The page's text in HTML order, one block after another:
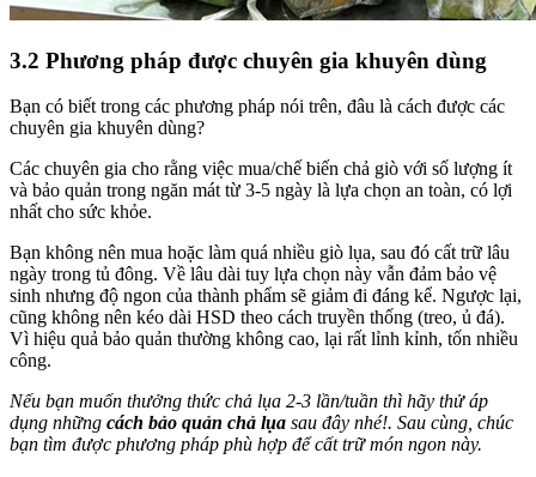
3.2 Phương pháp được chuyên gia khuyên dùng
Bạn có biết trong các phương pháp nói trên, đâu là cách được các
chuyên gia khuyên dùng?
Các chuyên gia cho rằng việc mua/chế biến chả giò với số lượng ít
và bảo quản trong ngăn mát từ 3-5 ngày là lựa chọn an toàn, có lợi
nhất cho sức khỏe.
Bạn không nên mua hoặc làm quá nhiều giò lụa, sau đó cất trữ lâu
ngày trong tủ đông. Về lâu dài tuy lựa chọn này vẫn đảm bảo vệ
sinh nhưng độ ngon của thành phẩm sẽ giảm đi đáng kể. Ngược lại,
cũng không nên kéo dài HSD theo cách truyền thống (treo, ủ đá).
Vì hiệu quả bảo quản thường không cao, lại rất lỉnh kỉnh, tốn nhiều
công.
Nếu bạn muốn thưởng thức chả lụa 2-3 lần/tuần thì hãy thử áp
dụng những cách bảo quản chả lụa sau đây nhé!. Sau cùng, chúc
bạn tìm được phương pháp phù hợp để cất trữ món ngon này.